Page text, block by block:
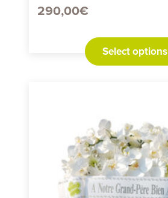
290,00€
Select options